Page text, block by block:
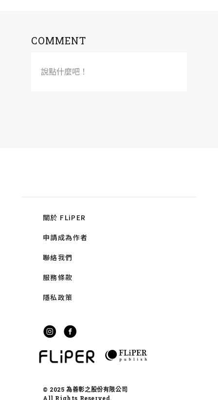
COMMENT
說點什麼吧！
關於 FLiPER
申請成為作者
聯絡我們
服務條款
隱私政策
© 2025 為善彰之股份有限公司
All Rights Reserved.